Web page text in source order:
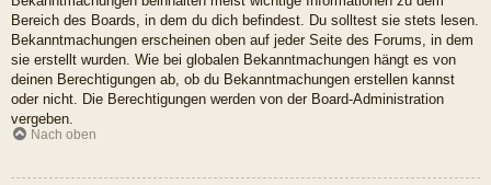
Bereich des Boards, in dem du dich befindest. Du solltest sie stets lesen.
Bekanntmachungen erscheinen oben auf jeder Seite des Forums, in dem
sie erstellt wurden. Wie bei globalen Bekanntmachungen hängt es von
deinen Berechtigungen ab, ob du Bekanntmachungen erstellen kannst
oder nicht. Die Berechtigungen werden von der Board-Administration
vergeben.
Nach oben